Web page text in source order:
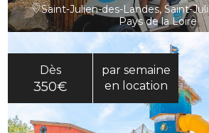
Saint-Julien-des-Landes, Saint-
Pays de la Loire
Dès
350€
par semaine
en location